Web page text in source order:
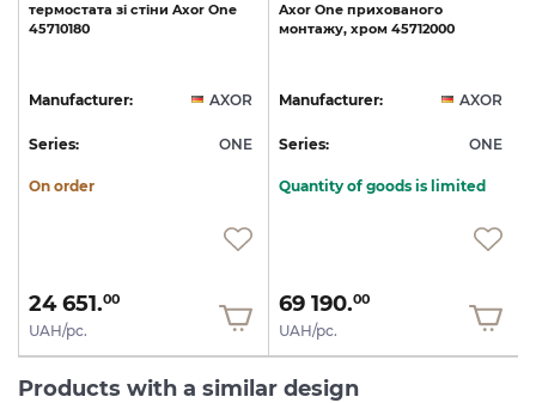
термостата зі стіни Axor One
45710180
Manufacturer: AXOR
Series: ONE
On order
24 651.00
UAH/pc.
Axor One прихованого
монтажу, хром 45712000
Manufacturer: AXOR
Series: ONE
Quantity of goods is limited
69 190.00
UAH/pc.
Products with a similar design